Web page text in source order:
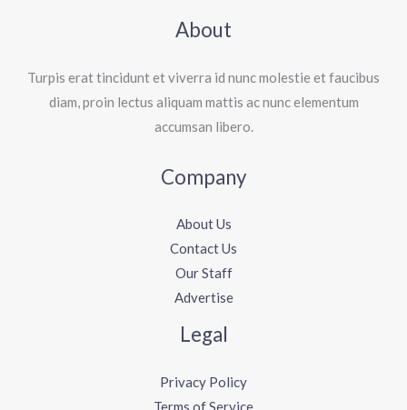
About
Turpis erat tincidunt et viverra id nunc molestie et faucibus
diam, proin lectus aliquam mattis ac nunc elementum
accumsan libero.
Company
About Us
Contact Us
Our Staff
Advertise
Legal
Privacy Policy
Terms of Service